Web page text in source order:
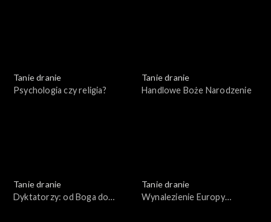
Tanie dranie
Psychologia czy religia?
Tanie dranie
Handlowe Boże Narodzenie
Tanie dranie
Dyktatorzy: od Boga do
Tanie dranie
Wynalezienie Europy